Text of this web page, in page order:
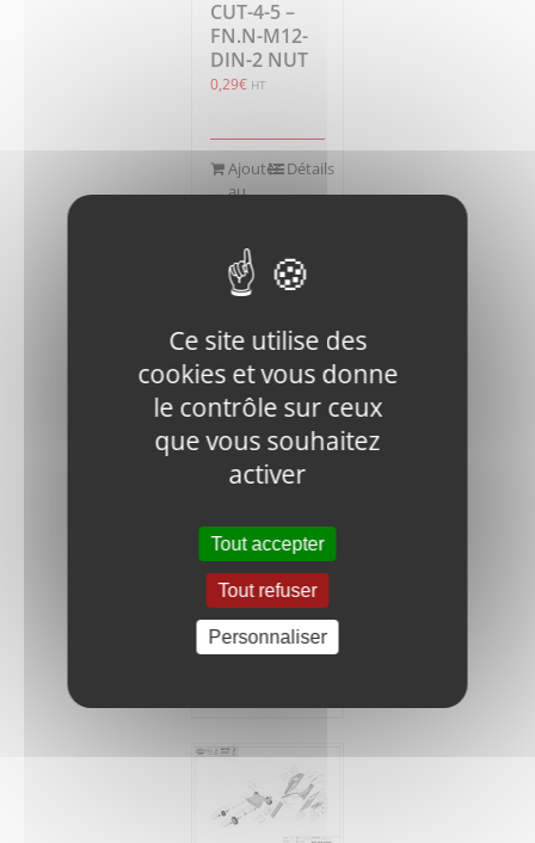
CUT-4-5 –
FN.N-M12-
DIN-2 NUT
0,29€ HT
Ajouter
au
Détails
PRECISION-
PRECISION-
CUT-4-5 –
FN.B-
DIN-2 BOLT
0,43€ HT
Ajouter Détails
Ce site utilise des
cookies et vous donne
le contrôle sur ceux
que vous souhaitez
activer
Tout accepter
Tout refuser
Personnaliser